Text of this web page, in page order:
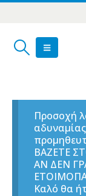
Προσοχή
ΒΑΖΕΤΕ
ΑΝ ΔΕΝ
Καλό θα